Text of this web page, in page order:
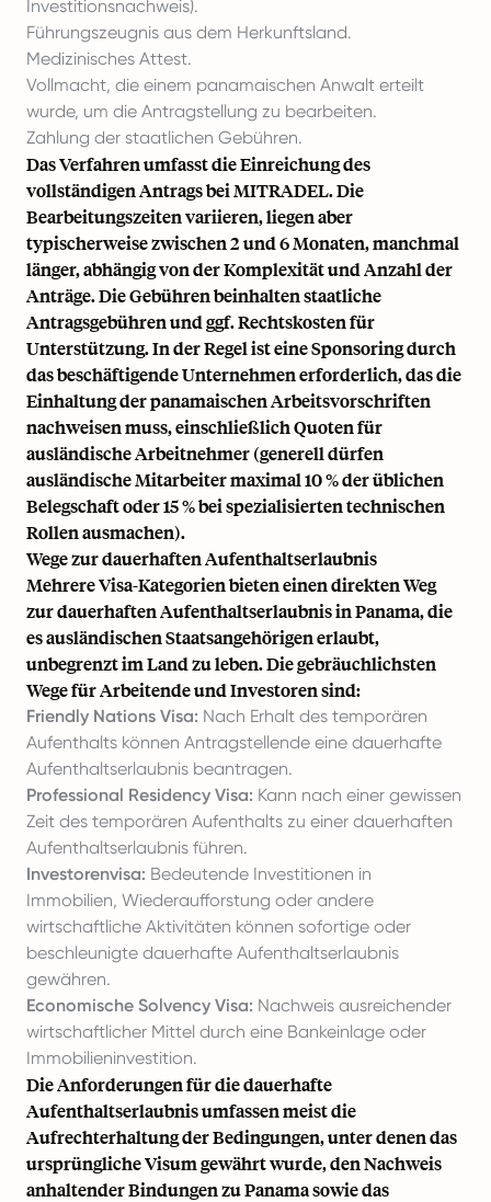
Investitionsnachweis).
Führungszeugnis aus dem Herkunftsland.
Medizinisches Attest.
Vollmacht, die einem panamaischen Anwalt erteilt
wurde, um die Antragstellung zu bearbeiten.
Zahlung der staatlichen Gebühren.
Das Verfahren umfasst die Einreichung des
vollständigen Antrags bei MITRADEL. Die
Bearbeitungszeiten variieren, liegen aber
typischerweise zwischen 2 und 6 Monaten, manchmal
länger, abhängig von der Komplexität und Anzahl der
Anträge. Die Gebühren beinhalten staatliche
Antragsgebühren und ggf. Rechtskosten für
Unterstützung. In der Regel ist eine Sponsoring durch
das beschäftigende Unternehmen erforderlich, das die
Einhaltung der panamaischen Arbeitsvorschriften
nachweisen muss, einschließlich Quoten für
ausländische Arbeitnehmer (generell dürfen
ausländische Mitarbeiter maximal 10 % der üblichen
Belegschaft oder 15 % bei spezialisierten technischen
Rollen ausmachen).
Wege zur dauerhaften Aufenthaltserlaubnis
Mehrere Visa-Kategorien bieten einen direkten Weg
zur dauerhaften Aufenthaltserlaubnis in Panama, die
es ausländischen Staatsangehörigen erlaubt,
unbegrenzt im Land zu leben. Die gebräuchlichsten
Wege für Arbeitende und Investoren sind:
Friendly Nations Visa: Nach Erhalt des temporären
Aufenthalts können Antragstellende eine dauerhafte
Aufenthaltserlaubnis beantragen.
Professional Residency Visa: Kann nach einer gewissen
Zeit des temporären Aufenthalts zu einer dauerhaften
Aufenthaltserlaubnis führen.
Investorenvisa: Bedeutende Investitionen in
Immobilien, Wiederaufforstung oder andere
wirtschaftliche Aktivitäten können sofortige oder
beschleunigte dauerhafte Aufenthaltserlaubnis
gewähren.
Economische Solvency Visa: Nachweis ausreichender
wirtschaftlicher Mittel durch eine Bankeinlage oder
Immobilieninvestition.
Die Anforderungen für die dauerhafte
Aufenthaltserlaubnis umfassen meist die
Aufrechterhaltung der Bedingungen, unter denen das
ursprüngliche Visum gewährt wurde, den Nachweis
anhaltender Bindungen zu Panama sowie das